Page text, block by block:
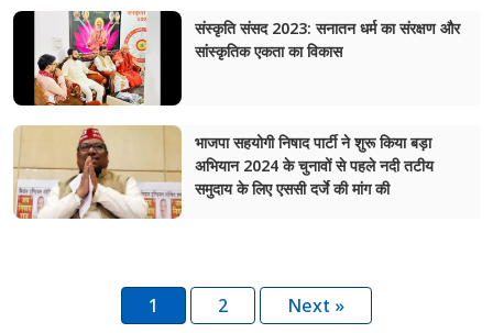
संस्कृति संसद 2023: सनातन धर्म का संरक्षण और
सांस्कृतिक एकता का विकास
भाजपा सहयोगी निषाद पार्टी ने शुरू किया बड़ा
अभियान 2024 के चुनावों से पहले नदी तटीय
समुदाय के लिए एससी दर्जे की मांग की
1 2 Next »